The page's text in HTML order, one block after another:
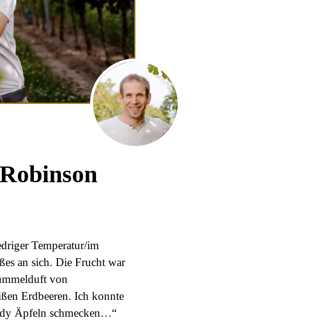
Temperatur/im
an sich. Die Frucht war
von
Erdbeeren. Ich konnte
Äpfeln schmecken…“